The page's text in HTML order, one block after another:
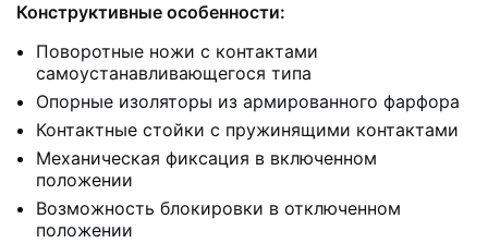
Конструктивные особенности:
Поворотные ножи с контактами
самоустанавливающегося типа
Опорные изоляторы из армированного фарфора
Контактные стойки с пружинящими контактами
Механическая фиксация в включенном
положении
Возможность блокировки в отключенном
положении